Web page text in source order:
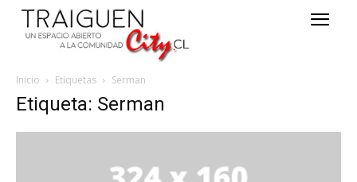
Inicio Etiquetas Serman
Etiqueta: Serman